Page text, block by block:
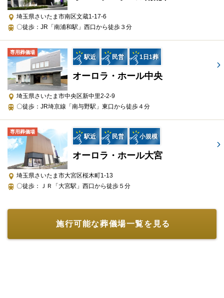
項目
20km1回までご利用いただけま
す
手続き代行 役所手続き
スタッフ 葬儀スタッフ
お預かり安置
お棺 桐八
骨壺 葬儀社指定の骨壺が含まれます
その他
戒名・お布施・花盆・遺影写真
さい
含まれないもの
詳細
埼玉県さいたま市南区文蔵1-17-6
〇徒歩：JR「南浦和駅」西口から徒歩３分
専用葬儀場
駅近 民営 1日1葬
オーロラ・ホール中央
埼玉県さいたま市中央区新中里2-2-9
〇徒歩：JR埼京線「南与野駅」東口から徒歩４分
専用葬儀場
駅近 民営 小規模
オーロラ・ホール大宮
埼玉県さいたま市大宮区桜木町1-13
〇徒歩：ＪＲ「大宮駅」西口から徒歩５分
施行可能な葬儀場一覧を見る